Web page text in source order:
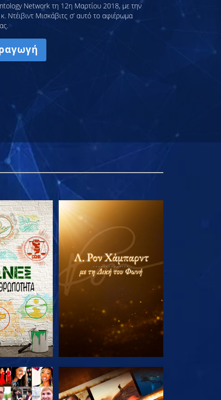
Network τη 12η Μαρτίου 2018, με την
Ντέιβιντ Μισκάβιτς σ’ αυτό το αφιέρωμα
ΤΗ ΣΕΙΡΑ ΕΞΕΡΕΥΝΗΣΤΕ ΤΗ ΣΕΙΡΑ